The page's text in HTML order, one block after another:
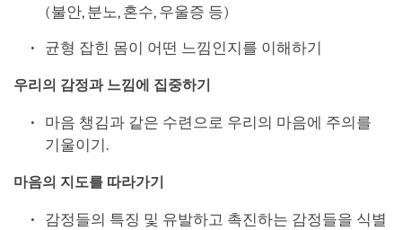
(불안, 분노, 혼수, 우울증 등)
균형 잡힌 몸이 어떤 느낌인지를 이해하기
우리의 감정과 느낌에 집중하기
마음 챙김과 같은 수련으로 우리의 마음에 주의를
기울이기.
마음의 지도를 따라가기
감정들의 특징 및 유발하고 촉진하는 감정들을 식별